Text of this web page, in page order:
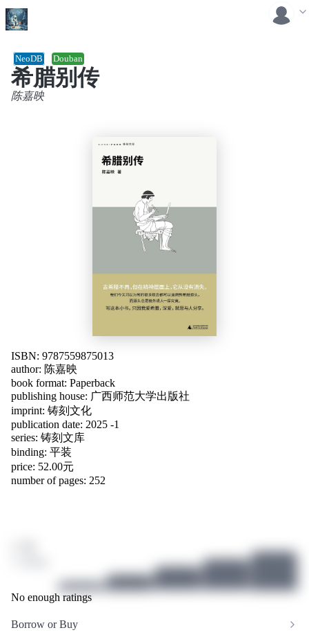
希腊别传
NeoDB Douban
ISBN: 9787559875013
author: 陈嘉映
book format: Paperback
publishing house: 广西师范大学出版社
imprint: 铸刻文化
publication date: 2025 -1
series: 铸刻文库
binding: 平装
price: 52.00元
number of pages: 252
No enough ratings
Borrow or Buy
陈嘉映